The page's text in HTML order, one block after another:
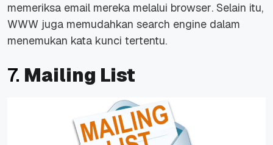
memeriksa email mereka melalui browser. Selain itu,
WWW juga memudahkan search engine dalam
menemukan kata kunci tertentu.
7. Mailing List